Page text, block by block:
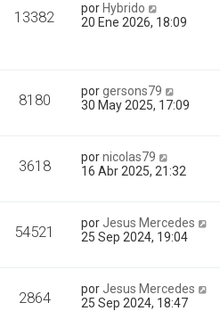
13382 por Hybrido
20 Ene 2026, 18:09
8180 porgersons79
30 May 2025, 17:09
3618 pornicolas79
16 Abr 2025, 21:32
54521 por Jesus Mercedes
25 Sep 2024, 19:04
2864 por Jesus Mercedes
25 Sep 2024, 18:47